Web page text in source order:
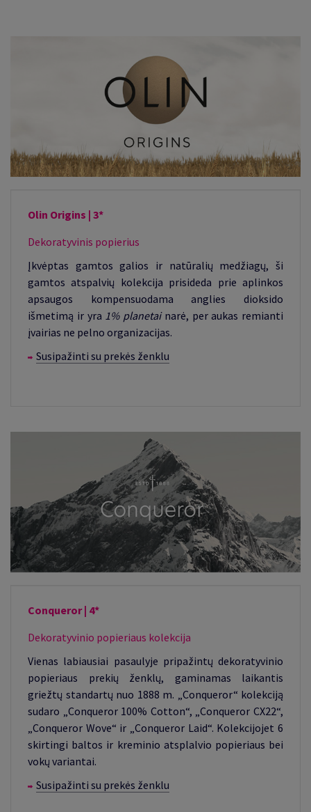
Olin Origins | 3*
Dekoratyvinis popierius
Įkvėptas gamtos galios ir natūralių medžiagų, ši
gamtos atspalvių kolekcija prisideda prie aplinkos
apsaugos kompensuodama anglies dioksido
išmetimą ir yra 1% planetainarė, per aukas remianti
įvairias ne pelno organizacijas.
Susipažinti su prekės ženklu
Conqueror | 4*
Dekoratyvinio popieriaus kolekcija
Vienas labiausiai pasaulyje pripažintų dekoratyvinio
popieriaus prekių ženklų, gaminamas laikantis
griežtų standartų nuo 1888 m. „Conqueror“ kolekciją
sudaro „Conqueror 100% Cotton“, „Conqueror CX22“,
„Conqueror Wove“ ir „Conqueror Laid“. Kolekcijojet 6
skirtingi baltos ir kreminio atsplalvio popieriaus bei
vokų variantai.
Susipažinti su prekės ženklu